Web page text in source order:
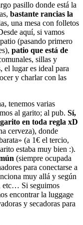
pasillo donde está la
bastante rancias la
una mesa con folletos
aquí, si vamos
(pasando primero
patio que está de
sillas y
el lugar es ideal para
y charlar con las
tenemos varias
al garito; al pub. Sí,
en toda regla xD
cerveza), donde
(a 1€ el tercio,
estaba muy bien :).
(siempre ocupada
para conectarse a
muy allá y según
etc… Si seguimos
encontrar la luggage
y secadoras para